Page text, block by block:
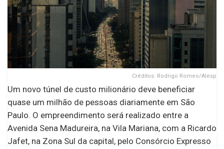
Créditos: Rodrigo Romeo/Alesp
Um novo túnel de custo milionário deve beneficiar
quase um milhão de pessoas diariamente em São
Paulo. O empreendimento será realizado entre a
Avenida Sena Madureira, na Vila Mariana, com a Ricardo
Jafet, na Zona Sul da capital, pelo Consórcio Expresso